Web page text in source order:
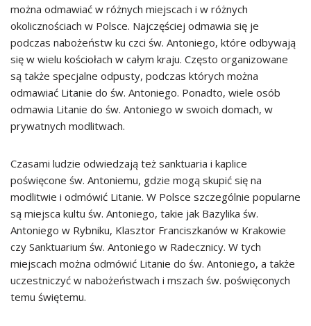
można odmawiać w różnych miejscach i w różnych
okolicznościach w Polsce. Najczęściej odmawia się je
podczas nabożeństw ku czci św. Antoniego, które odbywają
się w wielu kościołach w całym kraju. Często organizowane
są także specjalne odpusty, podczas których można
odmawiać Litanie do św. Antoniego. Ponadto, wiele osób
odmawia Litanie do św. Antoniego w swoich domach, w
prywatnych modlitwach.
Czasami ludzie odwiedzają też sanktuaria i kaplice
poświęcone św. Antoniemu, gdzie mogą skupić się na
modlitwie i odmówić Litanie. W Polsce szczególnie popularne
są miejsca kultu św. Antoniego, takie jak Bazylika św.
Antoniego w Rybniku, Klasztor Franciszkanów w Krakowie
czy Sanktuarium św. Antoniego w Radecznicy. W tych
miejscach można odmówić Litanie do św. Antoniego, a także
uczestniczyć w nabożeństwach i mszach św. poświęconych
temu świętemu.